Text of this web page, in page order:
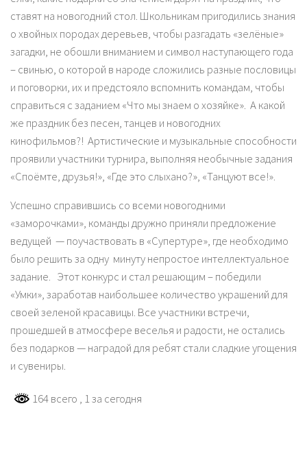
ставят на новогодний стол. Школьникам пригодились знания
о хвойных породах деревьев, чтобы разгадать «зелёные»
загадки, не обошли вниманием и символ наступающего года
– свинью, о которой в народе сложились разные пословицы
и поговорки, их и предстояло вспомнить командам, чтобы
справиться с заданием «Что мы знаем о хозяйке». А какой
же праздник без песен, танцев и новогодних
кинофильмов?! Артистические и музыкальные способности
проявили участники турнира, выполняя необычные задания
«Споёмте, друзья!», «Где это слыхано?», «Танцуют все!».
Успешно справившись со всеми новогодними
«заморочками», команды дружно приняли предложение
ведущей — поучаствовать в «Супертуре», где необходимо
было решить за одну минуту непростое интеллектуальное
задание. Этот конкурс и стал решающим – победили
«Умки», заработав наибольшее количество украшений для
своей зеленой красавицы. Все участники встречи,
прошедшей в атмосфере веселья и радости, не остались
без подарков — наградой для ребят стали сладкие угощения
и сувениры.
164 всего , 1 за сегодня